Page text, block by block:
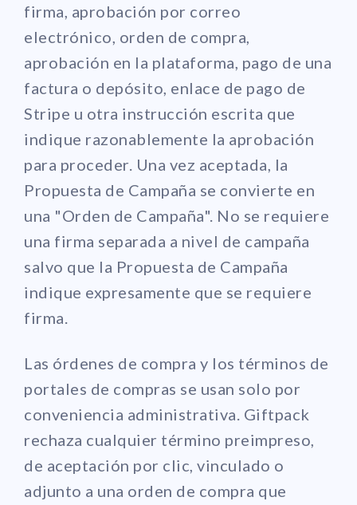
firma, aprobación por correo
electrónico, orden de compra,
aprobación en la plataforma, pago de una
factura o depósito, enlace de pago de
Stripe u otra instrucción escrita que
indique razonablemente la aprobación
para proceder. Una vez aceptada, la
Propuesta de Campaña se convierte en
una "Orden de Campaña". No se requiere
una firma separada a nivel de campaña
salvo que la Propuesta de Campaña
indique expresamente que se requiere
firma.
Las órdenes de compra y los términos de
portales de compras se usan solo por
conveniencia administrativa. Giftpack
rechaza cualquier término preimpreso,
de aceptación por clic, vinculado o
adjunto a una orden de compra que